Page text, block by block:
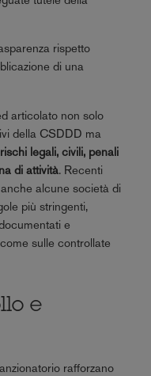
rispetto
di una
articolato non solo
della CSDDD ma
legali, civili, penali
di attività. Recenti
alcune società di
più stringenti,
e
sulle controllate
e
rafforzano